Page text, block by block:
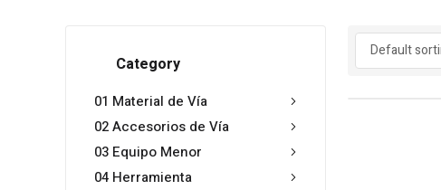
Category
01 Material de Vía
02 Accesorios de Vía
03 Equipo Menor
04 Herramienta